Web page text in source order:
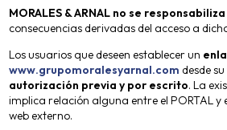
MORALES & ARNAL no se responsabiliza
consecuencias derivadas del acceso a
Los usuarios que deseen establecer un
www.grupomoralesyarnal.com desde
autorización previa y por escrito. La
implica relación alguna entre el PORTAL y
web externo.